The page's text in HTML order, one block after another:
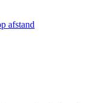
afstand